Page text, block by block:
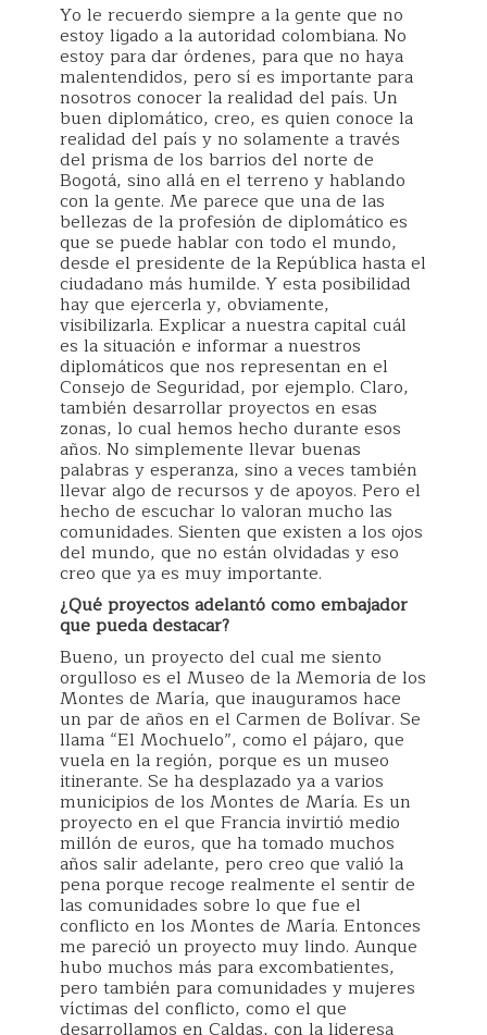
Yo le recuerdo siempre a la gente que no
estoy ligado a la autoridad colombiana. No
estoy para dar órdenes, para que no haya
malentendidos, pero sí es importante para
nosotros conocer la realidad del país. Un
buen diplomático, creo, es quien conoce la
realidad del país y no solamente a través
del prisma de los barrios del norte de
Bogotá, sino allá en el terreno y hablando
con la gente. Me parece que una de las
bellezas de la profesión de diplomático es
que se puede hablar con todo el mundo,
desde el presidente de la República hasta el
ciudadano más humilde. Y esta posibilidad
hay que ejercerla y, obviamente,
visibilizarla. Explicar a nuestra capital cuál
es la situación e informar a nuestros
diplomáticos que nos representan en el
Consejo de Seguridad, por ejemplo. Claro,
también desarrollar proyectos en esas
zonas, lo cual hemos hecho durante esos
años. No simplemente llevar buenas
palabras y esperanza, sino a veces también
llevar algo de recursos y de apoyos. Pero el
hecho de escuchar lo valoran mucho las
comunidades. Sienten que existen a los ojos
del mundo, que no están olvidadas y eso
creo que ya es muy importante.
¿Qué proyectos adelantó como embajador
que pueda destacar?
Bueno, un proyecto del cual me siento
orgulloso es el Museo de la Memoria de los
Montes de María, que inauguramos hace
un par de años en el Carmen de Bolívar. Se
llama “El Mochuelo”, como el pájaro, que
vuela en la región, porque es un museo
itinerante. Se ha desplazado ya a varios
municipios de los Montes de María. Es un
proyecto en el que Francia invirtió medio
millón de euros, que ha tomado muchos
años salir adelante, pero creo que valió la
pena porque recoge realmente el sentir de
las comunidades sobre lo que fue el
conflicto en los Montes de María. Entonces
me pareció un proyecto muy lindo. Aunque
hubo muchos más para excombatientes,
pero también para comunidades y mujeres
víctimas del conflicto, como el que